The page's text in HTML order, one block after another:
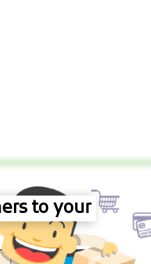
to your